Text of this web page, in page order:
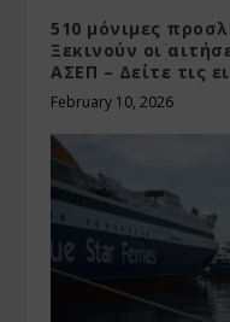
510 μόνιμες
Ξεκινούν οι
ΑΣΕΠ – Δείτε τις
February 10, 2026